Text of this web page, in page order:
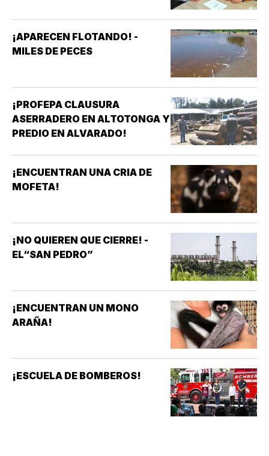
¡APARECEN FLOTANDO! -
MILES DE PECES
¡PROFEPA CLAUSURA
ASERRADERO EN ALTOTONGA Y
PREDIO EN ALVARADO!
¡ENCUENTRAN UNA CRIA DE
MOFETA!
¡NO QUIEREN QUE CIERRE! -
EL“SAN PEDRO”
¡ENCUENTRAN UN MONO
ARAÑA!
¡ESCUELA DE BOMBEROS!